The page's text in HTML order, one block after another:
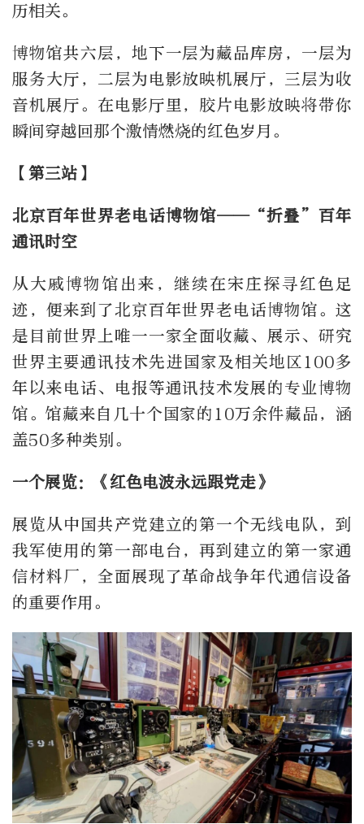
历相关。
博物馆共六层，地下一层为藏品库房，一层为
服务大厅，二层为电影放映机展厅，三层为收
音机展厅。在电影厅里，胶片电影放映将带你
瞬间穿越回那个激情燃烧的红色岁月。
【第三站】
北京百年世界老电话博物馆——“折叠”百年
通讯时空
从大戚博物馆出来，继续在宋庄探寻红色足
迹，便来到了北京百年世界老电话博物馆。这
是目前世界上唯一一家全面收藏、展示、研究
世界主要通讯技术先进国家及相关地区100多
年以来电话、电报等通讯技术发展的专业博物
馆。馆藏来自几十个国家的10万余件藏品，涵
盖50多种类别。
一个展览：《红色电波永远跟党走》
展览从中国共产党建立的第一个无线电队，到
我军使用的第一部电台，再到建立的第一家通
信材料厂，全面展现了革命战争年代通信设备
的重要作用。